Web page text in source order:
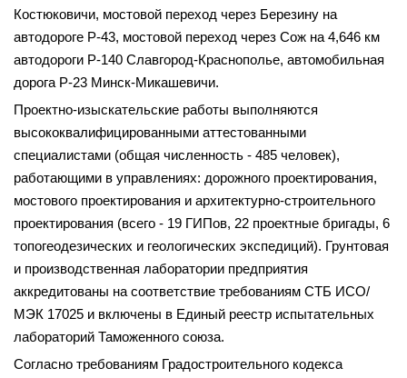
Костюковичи, мостовой переход через Березину на
автодороге Р-43, мостовой переход через Сож на 4,646 км
автодороги Р-140 Славгород-Краснополье, автомобильная
дорога Р-23 Минск-Микашевичи.
Проектно-изыскательские работы выполняются
высококвалифицированными аттестованными
специалистами (общая чис­ленность - 485 человек),
работающими в управлениях: дорожного проектирования,
мостового проектирования и архитектурно-строительного
проектирования (всего - 19 ГИПов, 22 проектные бригады, 6
топогеодезических и геологических экспедиций). Грунтовая
и производственная лаборатории предприятия
аккредитованы на соответствие требованиям СТБ ИСО/
МЭК 17025 и включены в Единый реестр испытательных
лабораторий Таможенного союза.
Согласно требованиям Градостроительного кодекса